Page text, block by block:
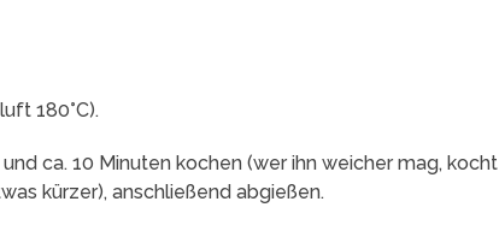
180°C).
ca. 10 Minuten kochen (wer ihn weicher mag, kocht
kürzer), anschließend abgießen.